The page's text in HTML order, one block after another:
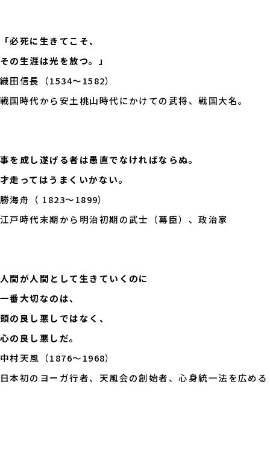
必死に生きてこそ、
その生涯は光を放つ。
織田信長（1534～1582）
戦国時代から安土桃山時代にかけての武将、戦国大名。
事を成し遂げる者は愚直でなければならぬ。
才走ってはうまくいかない。
勝海舟（ 1823～1899）
江戸時代末期から明治初期の武士（幕臣）、政治家
人間が人間として生きていくのに
一番大切なのは、
頭の良し悪しではなく、
心の良し悪しだ。
中村天風（1876～1968）
日本初のヨーガ行者、天風会の創始者、心身統一法を広める